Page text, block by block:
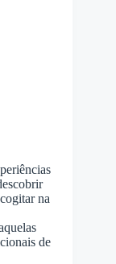
na
de